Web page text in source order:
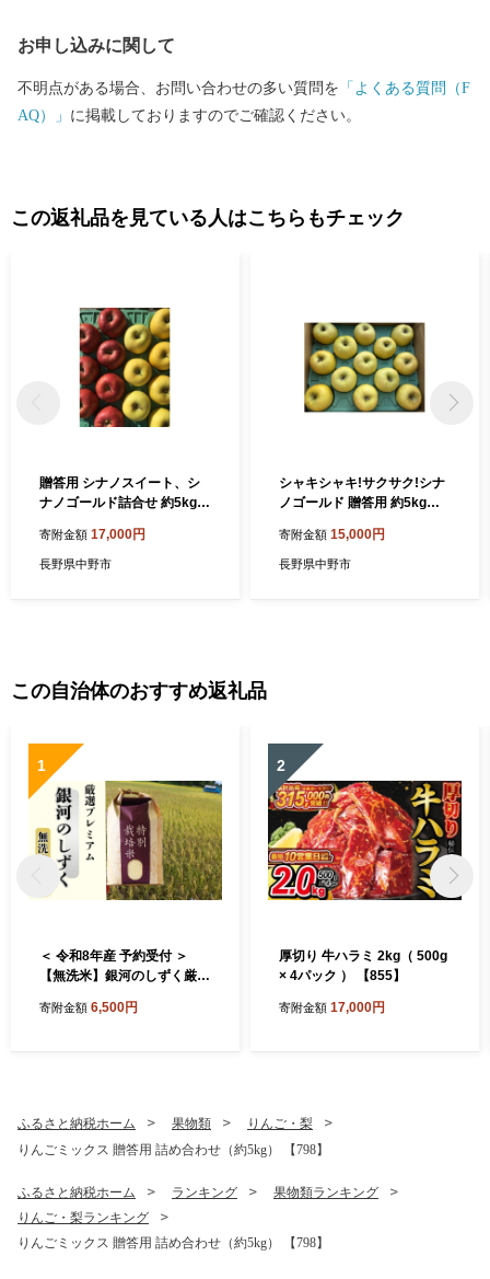
お申し込みに関して
不明点がある場合、お問い合わせの多い質問を 「よくある質問（F
AQ）」 に掲載しておりますのでご確認ください。
この返礼品を見ている人はこちらもチェック
贈答用 シナノスイート、シ
ナノゴールド詰合せ 約5kg
寄附金額 17,000円
長野県中野市
シャキシャキ!サクサク!シナ
ノゴールド 贈答用 約5kg【1
寄附金額 15,000円
長野県中野市
この自治体のおすすめ返礼品
1
＜ 令和8年産 予約受付 ＞
【無洗米】銀河のしずく厳選
肥料）2kg 【2083】
寄附金額 6,500円
2
厚切り 牛ハラミ 2kg（ 500g
× 4パック ） 【855】
寄附金額 17,000円
ふるさと納税ホーム 果物類
りんご・梨
りんごミックス 贈答用 詰め合わせ（約5kg） 【798】
ふるさと納税ホーム ランキング
果物類ランキング
りんご・梨ランキング
りんごミックス 贈答用 詰め合わせ（約5kg） 【798】